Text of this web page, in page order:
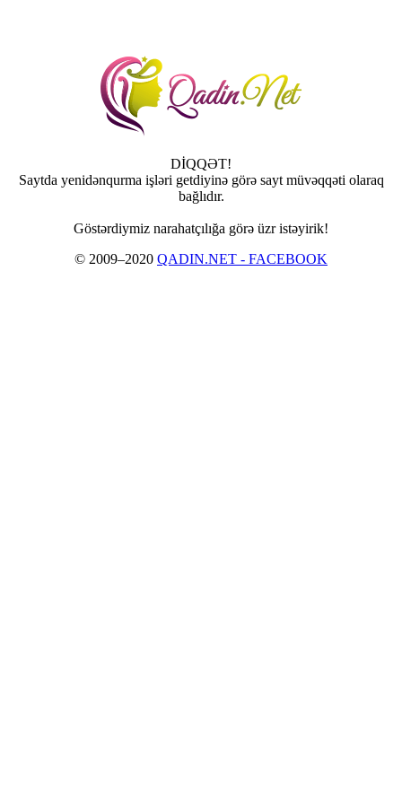
DİQQƏT!
Saytda yenidənqurma işləri getdiyinə görə sayt müvəqqəti olaraq
bağlıdır.
Göstərdiymiz narahatçılığa görə üzr istəyirik!
© 2009–2020 QADIN.NET - FACEBOOK